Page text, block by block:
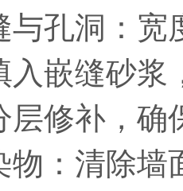
洞：宽
入嵌缝砂浆
层修补，确
清除墙